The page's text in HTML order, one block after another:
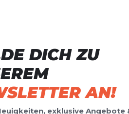
DICH ZU
AN!
exklusive Angebote